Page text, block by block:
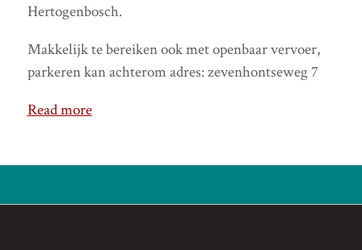
Hertogenbosch.
Makkelijk te bereiken ook met openbaar vervoer,
parkeren kan achterom adres: zevenhontseweg 7
Read more